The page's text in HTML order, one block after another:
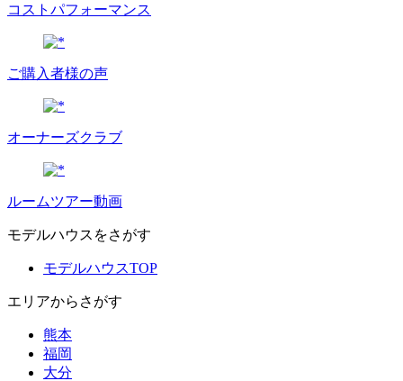
コストパフォーマンス
ご購入者様の声
オーナーズクラブ
ルームツアー動画
モデルハウスをさがす
モデルハウスTOP
エリアからさがす
熊本
福岡
大分